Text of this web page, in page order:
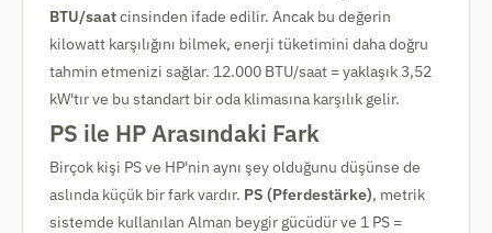
BTU/saatcinsinden ifade edilir. Ancak bu değerin
kilowatt karşılığını bilmek, enerji tüketimini daha doğru
tahmin etmenizi sağlar. 12.000 BTU/saat = yaklaşık 3,52
kW'tır ve bu standart bir oda klimasına karşılık gelir.
PS ile HP Arasındaki Fark
Birçok kişi PS ve HP'nin aynı şey olduğunu düşünse de
aslında küçük bir fark vardır. PS (Pferdestärke), metrik
sistemde kullanılan Alman beygir gücüdür ve 1 PS =